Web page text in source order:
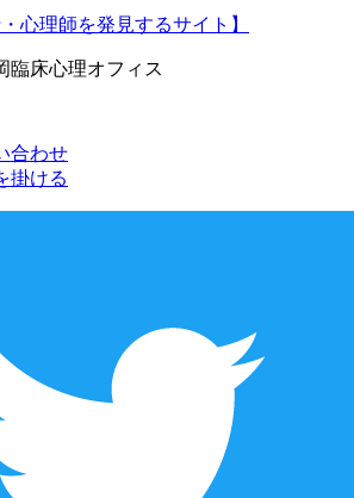
・心理師を発見するサイト】
臨床心理オフィス
合わせ
掛ける